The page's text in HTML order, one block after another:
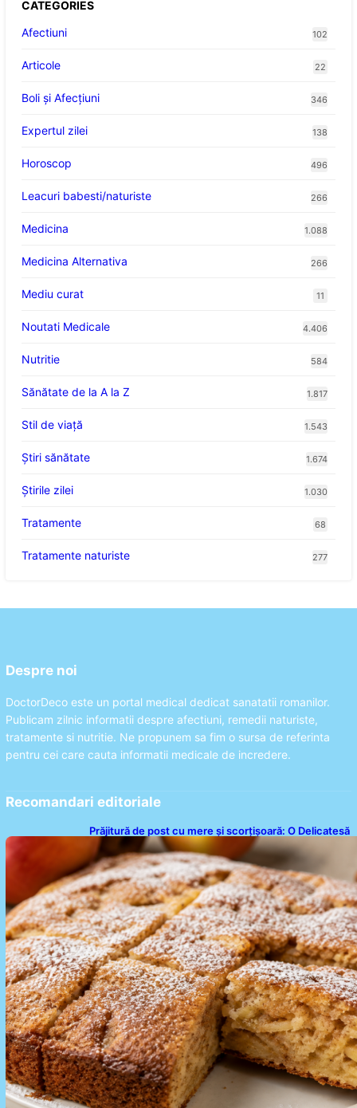
CATEGORIES
Afectiuni
102
Articole 22
Boli și Afecțiuni 346
Expertul zilei 138
Horoscop 496
Leacuri babesti/naturiste 266
Medicina 1.088
Medicina Alternativa 266
Mediu curat 11
Noutati Medicale 4.406
Nutritie 584
Sănătate de la A la Z 1.817
Stil de viaţă 1.543
Ştiri sănătate 1.674
Știrile zilei 1.030
Tratamente 68
Tratamente naturiste 277
Despre noi
DoctorDeco este un portal medical dedicat sanatatii romanilor.
Publicam zilnic informatii despre afectiuni, remedii naturiste,
tratamente si nutritie. Ne propunem sa fim o sursa de referinta
pentru cei care cauta informatii medicale de incredere.
Recomandari editoriale
Prăjitură de post cu mere și scorțișoară: O Delicatesă
Dulce pentru Postul Adormirii Maicii Domnului